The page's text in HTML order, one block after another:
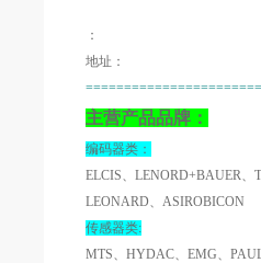
：
地址：
主营产品品牌：
编码器类：
ELCIS、LENORD+BAUER
LEONARD、ASIROBICON
传感器类:
MTS、HYDAC、EMG、